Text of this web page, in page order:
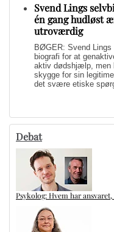
Svend Lings
én gang hudløst
utroværdig
BØGER: Svend Lings
biografi for at
aktiv dødshjælp, men
skygge for sin
det svære etiske
Debat
Psykolog: Hvem har